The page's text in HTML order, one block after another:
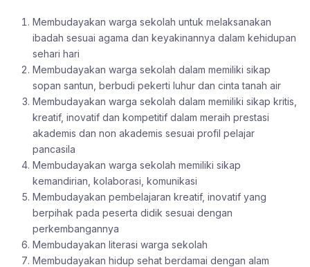
Membudayakan warga sekolah untuk melaksanakan
ibadah sesuai agama dan keyakinannya dalam kehidupan
sehari hari
Membudayakan warga sekolah dalam memiliki sikap
sopan santun, berbudi pekerti luhur dan cinta tanah air
Membudayakan warga sekolah dalam memiliki sikap kritis,
kreatif, inovatif dan kompetitif dalam meraih prestasi
akademis dan non akademis sesuai profil pelajar
pancasila
Membudayakan warga sekolah memiliki sikap
kemandirian, kolaborasi, komunikasi
Membudayakan pembelajaran kreatif, inovatif yang
berpihak pada peserta didik sesuai dengan
perkembangannya
Membudayakan literasi warga sekolah
Membudayakan hidup sehat berdamai dengan alam